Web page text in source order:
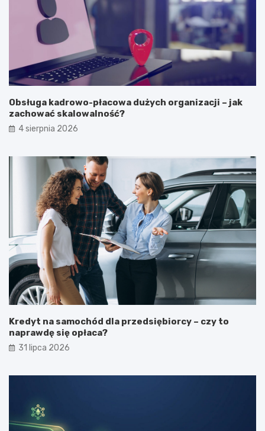
Obsługa kadrowo-płacowa dużych organizacji – jak
zachować skalowalność?
4 sierpnia 2026
Kredyt na samochód dla przedsiębiorcy – czy to
naprawdę się opłaca?
31 lipca 2026